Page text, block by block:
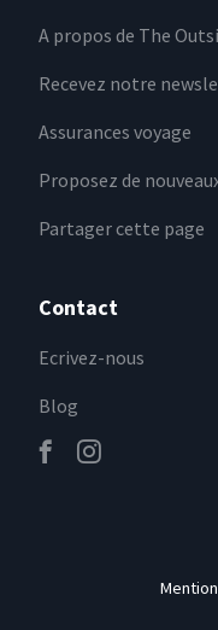
A propos de The
Recevez notre
Assurances voyage
Proposez de
Partager cette page
Contact
Ecrivez-nous
Blog